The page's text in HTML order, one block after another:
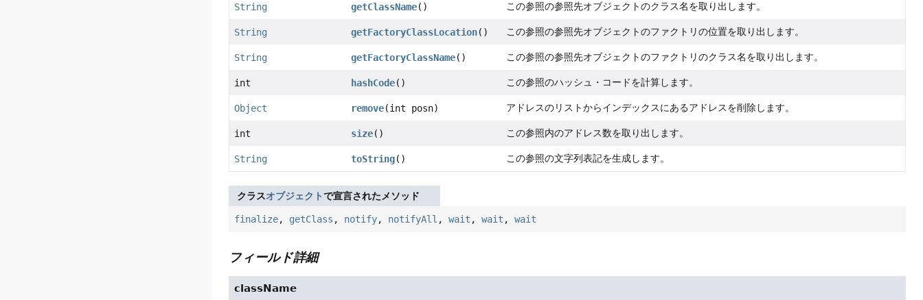
String getClassName() この参照の参照先オブジェクトのクラス名を取り出します。
String getFactoryClassLocation() この参照の参照先オブジェクトのファクトリの位置を取り出します。
String getFactoryClassName() この参照の参照先オブジェクトのファクトリのクラス名を取り出します。
int hashCode() この参照のハッシュ・コードを計算します。
Object remove(int posn) アドレスのリストからインデックスにあるアドレスを削除します。
int size() この参照内のアドレス数を取り出します。
String toString() この参照の文字列表記を生成します。
クラスオブジェクトで宣言されたメソッド
finalize, getClass , notify, notifyAll ,wait ,wait ,wait
フィールド詳細
className